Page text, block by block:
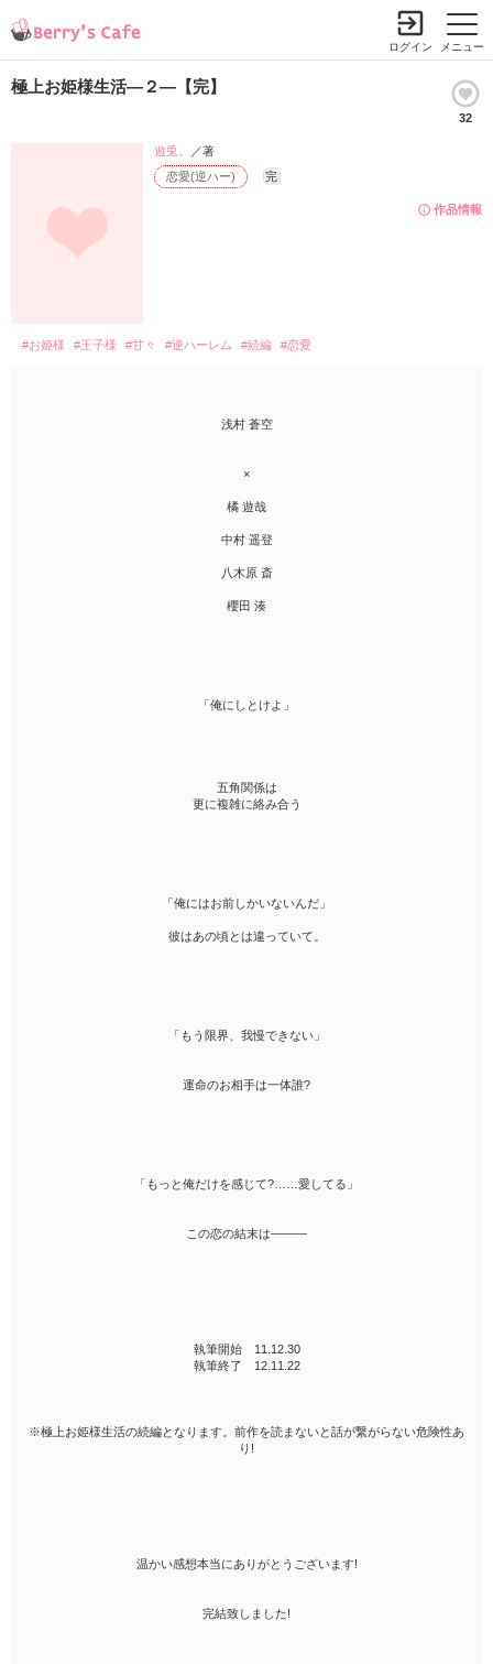
メニュー
ログイン
極上お姫様生活―２―【完】
32
作品情報
恋愛(逆ハー) 完
遊兎。 ／著
#お姫様 #王子様 #甘々 #逆ハーレム #続編 #恋愛
浅村 蒼空
×
橘 遊哉
中村 遥登
八木原 斎
櫻田 湊
「俺にしとけよ」
五角関係は
更に複雑に絡み合う
「俺にはお前しかいないんだ」
彼はあの頃とは違っていて。
「もう限界、我慢できない」
運命のお相手は一体誰?
「もっと俺だけを感じて?……愛してる」
この恋の結末は―――
執筆開始 11.12.30
執筆終了 12.11.22
※極上お姫様生活の続編となります。前作を読まないと話が繋がらない危険性あ
り!
温かい感想本当にありがとうございます!
完結致しました!